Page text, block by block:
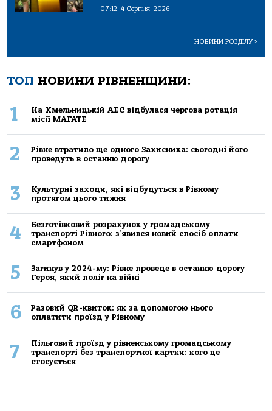
07:12, 4 Серпня, 2026
НОВИНИ РОЗДІЛУ>
ТОП НОВИНИ РІВНЕНЩИНИ:
1
На Хмельницькій АЕС відбулася чергова ротація
місії МАГАТЕ
2
Рівне втратило ще одного Захисника: сьогодні його
проведуть в останню дорогу
3
Культурні заходи, які відбудуться в Рівному
протягом цього тижня
4
Безготівковий розрахунок у громадському
транспорті Рівного: з'явився новий спосіб оплати
смартфоном
5
Загинув у 2024-му: Рівне проведе в останню дорогу
Героя, який поліг на війні
6
Разовий QR-квиток: як за допомогою нього
оплатити проїзд у Рівному
7
Пільговий проїзд у рівненському громадському
транспорті без транспортної картки: кого це
стосується